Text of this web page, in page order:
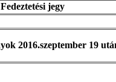
jegy
2016.szeptember 19